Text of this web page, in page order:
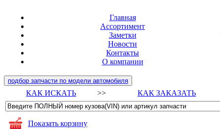
Главная
Ассортимент
Заметки
Новости
Контакты
О компании
подбор запчасти по модели автомобиля
КАК ИСКАТЬ >> КАК ЗАКАЗАТЬ
Показать корзину